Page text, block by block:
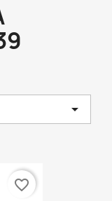

favorite_border